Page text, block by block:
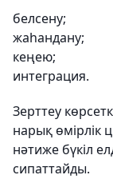
белсену;
жаһандану;
кеңею;
интеграция.
Зерттеу
нарық өмірлік
нәтиже бүкіл
сипаттайды.